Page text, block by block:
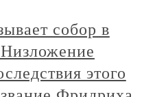
собор в
этого